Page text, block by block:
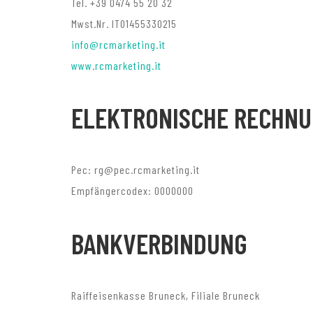
Mwst.Nr. IT01455330215
info@rcmarketing.it
www.rcmarketing.it
ELEKTRONISCHE
Pec: rg@pec.rcmarketing.it
Empfängercodex: 0000000
BANKVERBINDUNG
Raiffeisenkasse Bruneck, Filiale Bruneck